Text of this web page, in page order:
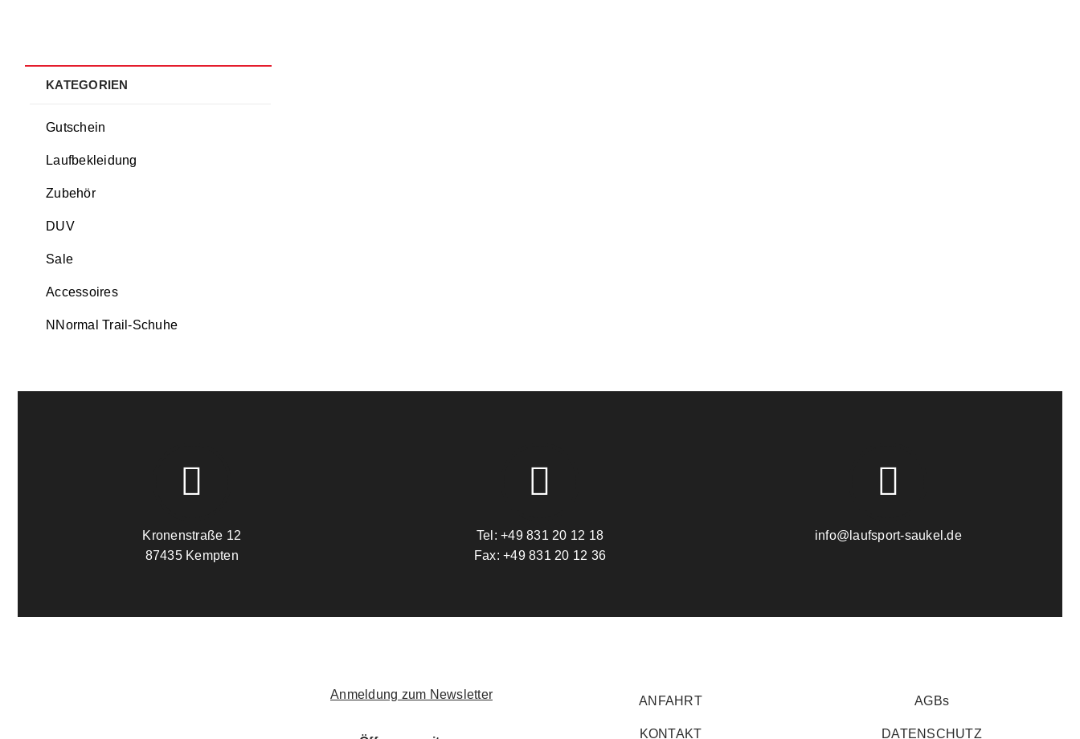
KATEGORIEN
Gutschein
Laufbekleidung
Zubehör
DUV
Sale
Accessoires
NNormal Trail-Schuhe
Kronenstraße 12
87435 Kempten
Tel: +49 831 20 12 18
Fax: +49 831 20 12 36
info@laufsport-saukel.de
Anmeldung zum Newsletter ANFAHRT
KONTAKT
AGBs
DATENSCHUTZ